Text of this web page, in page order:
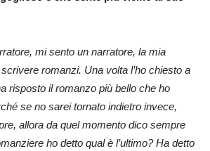
mi sento un narratore, la mia
romanzi. Una volta l’ho chiesto a
risposto il romanzo più bello che ho
se no sarei tornato indietro invece,
allora da quel momento dico sempre
ho detto qual è l’ultimo? Ha detto